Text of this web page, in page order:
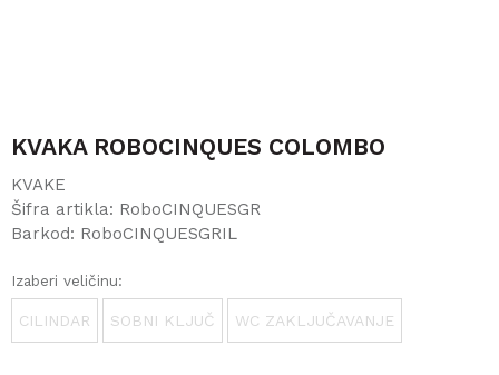
KVAKA ROBOCINQUES COLOMBO
KVAKE
Šifra artikla: RoboCINQUESGR
Barkod: RoboCINQUESGRIL
Izaberi veličinu:
CILINDAR SOBNI KLJUČ WC ZAKLJUČAVANJE